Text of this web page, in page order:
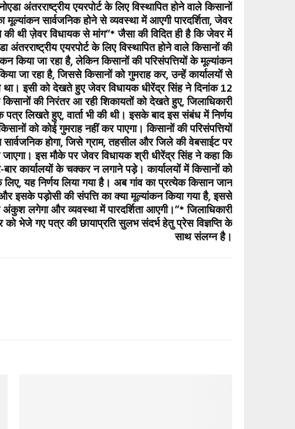
अंतरराष्ट्रीय एयरपोर्ट के लिए विस्थापित होने वाले किसानों
मूल्यांकन सार्वजनिक होने से व्यवस्था में आएगी पारदर्शिता, जेवर
की थी ज़ेवर विधायक से मांग”* जैसा की विदित ही है कि जेवर में
अंतरराष्ट्रीय एयरपोर्ट के लिए विस्थापित होने वाले किसानों की
किया जा रहा है, लेकिन किसानों की परिसंपत्तियों के मूल्यांकन
जा रहा है, जिससे किसानों को गुमराह कर, उन्हें कार्यालयों से
था। इसी को देखते हुए जेवर विधायक धीरेंद्र सिंह ने दिनांक 12
की निरंतर आ रही शिकायतों को देखते हुए, जिलाधिकारी
पत्र लिखते हुए, वार्ता भी की थी। इसके बाद इस संबंध में निर्णय
को कोई गुमराह नहीं कर पाएगा। किसानों की परिसंपत्तियों
होगा, जिसे ग्राम, तहसील और जिले की वेबसाईट पर
जाएगा। इस मौके पर जेवर विधायक श्री धीरेंद्र सिंह ने कहा कि
बार कार्यालयों के चक्कर न लगाने पड़े। कार्यालयों में किसानों को
यह निर्णय लिया गया है। अब गांव का प्रत्येक किसान जान
इसके पड़ोसी की संपत्ति का क्या मूल्यांकन किया गया है, इससे
अंकुश लगेगा और व्यवस्था में पारदर्शिता आएगी।”* जिलाधिकारी
को भेजे गए पत्र की छायाप्रति सुलभ संदर्भ हेतु प्रेस विज्ञप्ति के
साथ संलग्न है।